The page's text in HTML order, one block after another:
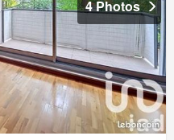
4 Photos